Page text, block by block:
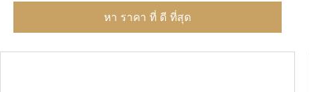
หา ราคา ที่ ดี ที่สุด